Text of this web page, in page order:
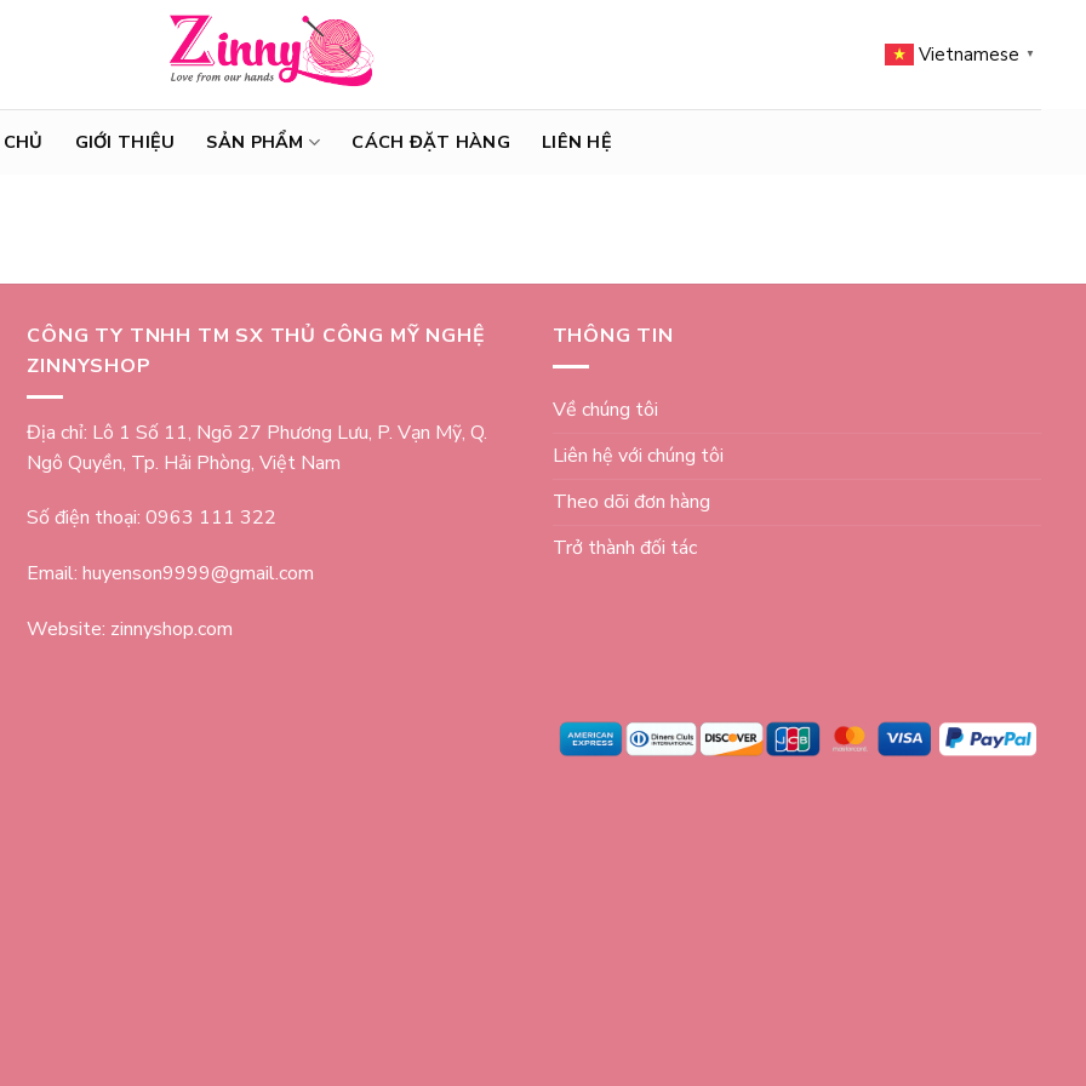
Vietnamese ▼
GIỚI THIỆU SẢN PHẨM CÁCH ĐẶT HÀNG LIÊN HỆ
CÔNG TY TNHH TM SX THỦ CÔNG MỸ NGHỆ
ZINNYSHOP
Địa chỉ: Lô 1 Số 11, Ngõ 27 Phương Lưu, P. Vạn Mỹ, Q.
Ngô Quyền, Tp. Hải Phòng, Việt Nam
Số điện thoại: 0963 111 322
Email: huyenson9999@gmail.com
Website: zinnyshop.com
THÔNG TIN
Về chúng tôi
Liên hệ với chúng tôi
Theo dõi đơn hàng
Trở thành đối tác